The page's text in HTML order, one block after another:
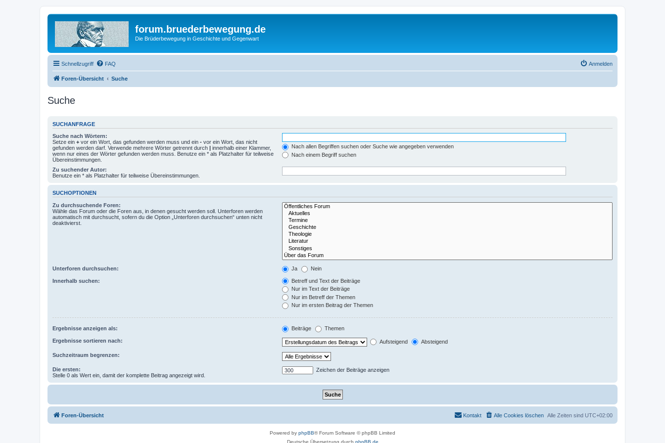
forum.bruederbewegung.de
Die Brüderbewegung in Geschichte und Gegenwart
Schnellzugriff FAQ Anmelden
Foren-Übersicht Suche
Suche
SUCHANFRAGE
Suche nach Wörtern:
Setze ein + vor ein Wort, das gefunden werden muss und ein - vor ein Wort, das nicht
gefunden werden darf. Verwende mehrere Wörter getrennt durch | innerhalb einer Klammer,
wenn nur eines der Wörter gefunden werden muss. Benutze ein * als Platzhalter für teilweise
Übereinstimmungen.
Nach allen Begriffen suchen oder Suche wie angegeben verwenden
Nach einem Begriff suchen
Zu suchender Autor:
Benutze ein * als Platzhalter für teilweise Übereinstimmungen.
SUCHOPTIONEN
Zu durchsuchende Foren:
Wähle das Forum oder die Foren aus, in denen gesucht werden soll. Unterforen werden
automatisch mit durchsucht, sofern du die Option „Unterforen durchsuchen“ unten nicht
deaktivierst.
Unterforen durchsuchen: Ja Nein
Innerhalb suchen:
Betreff und Text der Beiträge
Nur im Text der Beiträge
Nur im Betreff der Themen
Nur im ersten Beitrag der Themen
Ergebnisse anzeigen als: Beiträge Themen
Ergebnisse sortieren nach: Aufsteigend Absteigend
Suchzeitraum begrenzen:
Die ersten:
Stelle 0 als Wert ein, damit der komplette Beitrag angezeigt wird.
Zeichen der Beiträge anzeigen
Foren-Übersicht Alle Zeiten sind UTC+02:00
Alle Cookies löschen
Kontakt
Powered by phpBB® Forum Software © phpBB Limited
Deutsche Übersetzung durch phpBB.de